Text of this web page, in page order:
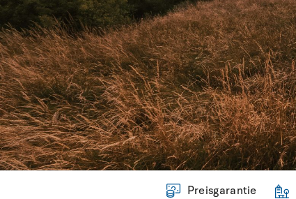
Preisgarantie